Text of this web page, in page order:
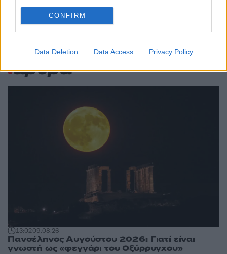
CONFIRM
Data Deletion Data Access Privacy Policy
Ελλάδα: Περισσότερα
άρθρα
13:0209.08.26
Πανσέληνος Αυγούστου 2026: Γιατί είναι
γνωστή ως «φεγγάρι του Οξύρρυγχου»